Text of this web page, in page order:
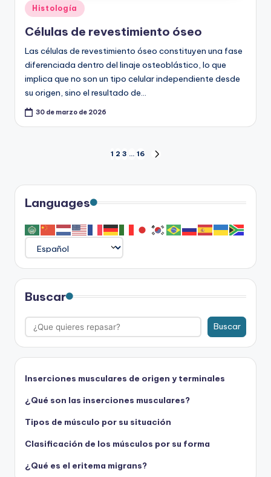
Publicado
en
Histología
Células de revestimiento óseo
Las células de revestimiento óseo constituyen una fase
diferenciada dentro del linaje osteoblástico, lo que
implica que no son un tipo celular independiente desde
su origen, sino el resultado de…
30 de marzo de 2026
Paginación
de
entradas
1 2 3 … 16
Languages
Buscar
Buscar
Inserciones musculares de origen y terminales
¿Qué son las inserciones musculares?
Tipos de músculo por su situación
Clasificación de los músculos por su forma
¿Qué es el eritema migrans?